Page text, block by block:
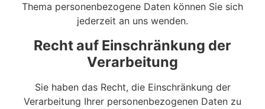
Thema personenbezogene Daten können Sie sich
jederzeit an uns wenden.
Recht auf Einschränkung der
Verarbeitung
Sie haben das Recht, die Einschränkung der
Verarbeitung Ihrer personenbezogenen Daten zu